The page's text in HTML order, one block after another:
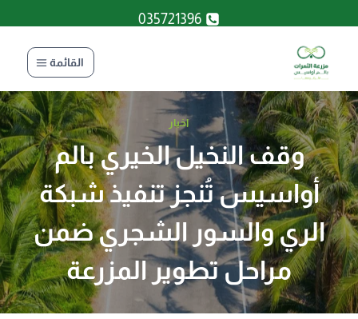
المحتوى
035721396
القائمة
اخبار
وقف النخيل الخيري بالم
أواسيس تُنجز تنفيذ شبكة
الري والسور الشجري ضمن
مراحل تطوير المزرعة